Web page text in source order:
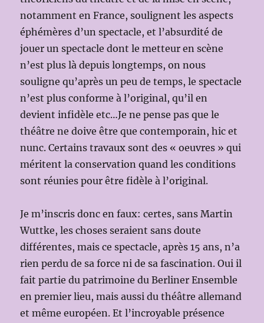
notamment en France, soulignent les aspects
éphémères d’un spectacle, et l’absurdité de
jouer un spectacle dont le metteur en scène
n’est plus là depuis longtemps, on nous
souligne qu’après un peu de temps, le spectacle
n’est plus conforme à l’original, qu’il en
devient infidèle etc…Je ne pense pas que le
théâtre ne doive être que contemporain, hic et
nunc. Certains travaux sont des « oeuvres » qui
méritent la conservation quand les conditions
sont réunies pour être fidèle à l’original.
Je m’inscris donc en faux: certes, sans Martin
Wuttke, les choses seraient sans doute
différentes, mais ce spectacle, après 15 ans, n’a
rien perdu de sa force ni de sa fascination. Oui il
fait partie du patrimoine du Berliner Ensemble
en premier lieu, mais aussi du théâtre allemand
et même européen. Et l’incroyable présence